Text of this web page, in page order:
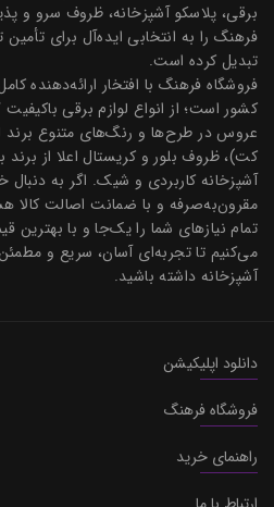
برقی، پلاسکو آشپزخانه، ظروف سرو و
فرهنگ را به انتخابی ایده‌آل برای
تبدیل کرده است.
فروشگاه فرهنگ با افتخار ارائه‌دهنده
کشور است؛ از انواع لوازم برقی
عروس در طرح‌ها و رنگ‌های متنوع
کت)، ظروف بلور و کریستال اعلا از برند
آشپزخانه کاربردی و شیک. اگر به دنبال
مقرون‌به‌صرفه و با ضمانت اصالت کالا
تمام نیازهای شما را یک‌جا و با بهترین
می‌کنیم تا تجربه‌ای آسان، سریع و
آشپزخانه داشته باشید.
دانلود اپلیکیشن
فروشگاه فرهنگ
راهنمای خرید